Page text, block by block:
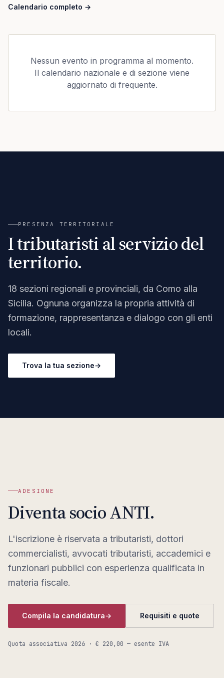
Calendario completo →
Nessun evento in programma al momento.
Il calendario nazionale e di sezione viene
aggiornato di frequente.
A
PRESENZA TERRITORIALE
I tributaristi al servizio del
territorio.
18 sezioni regionali e provinciali, da Como alla
Sicilia. Ognuna organizza la propria attività di
formazione, rappresentanza e dialogo con gli enti
locali.
Trova la tua sezione→
ADESIONE
Diventa socio ANTI.
L'iscrizione è riservata a tributaristi, dottori
commercialisti, avvocati tributaristi, accademici e
funzionari pubblici con esperienza qualificata in
materia fiscale.
Compila la candidatura→ Requisiti e quote
Quota associativa 2026 · € 220,00 — esente IVA